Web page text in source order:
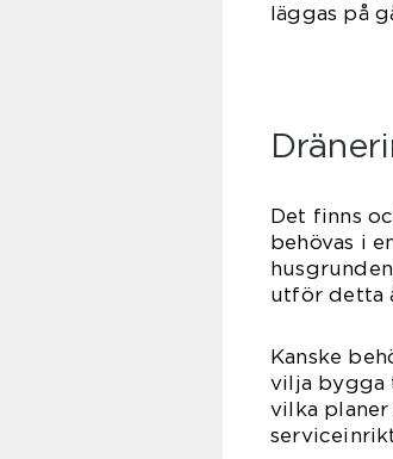
läggas på
Det finns
behövas i
utför detta
Kanske
vilja bygga
vilka